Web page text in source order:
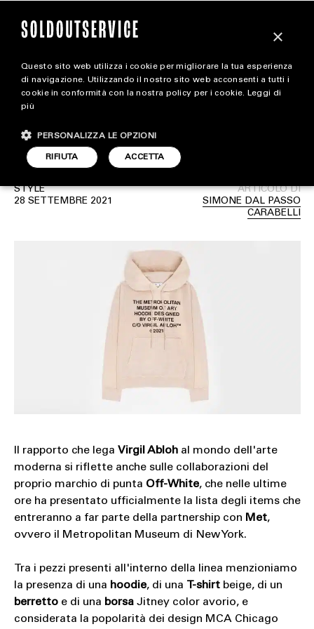
magazine
STYLE
FOOTWEAR
ACCESSORIES
Virgil Abloh presenta una
speciale capsule collection
in collaborazione con Met
STYLE
28 SETTEMBRE 2021
ARTICOLO DI
SIMONE DAL PASSO
CARABELLI
Il rapporto che lega Virgil Ablohal mondo dell'arte
moderna si riflette anche sulle collaborazioni del
proprio marchio di punta Off-White, che nelle ultime
ore ha presentato ufficialmente la lista degli items che
entreranno a far parte della partnership con Met,
ovvero il Metropolitan Museum di New York.
Tra i pezzi presenti all'interno della linea menzioniamo
la presenza di una hoodie, di una T-shirtbeige, di un
berrettoe di una borsaJitney color avorio, e
considerata la popolarità dei design MCA Chicago
×
Questo sito web utilizza i cookie per migliorare la tua esperienza
di navigazione. Utilizzando il nostro sito web acconsenti a tutti i
cookie in conformità con la nostra policy per i cookie. Leggi di
più
ACCETTA
RIFIUTA
PERSONALIZZA LE OPZIONI